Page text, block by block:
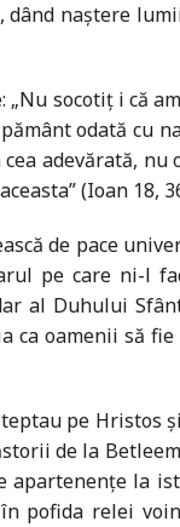
naștere
socotiț i că
odată cu
adevărată,
(Ioan 18,
de pace
pe care ni-l
al Duhului
oamenii să
pe
de la
apartenențe la
relei